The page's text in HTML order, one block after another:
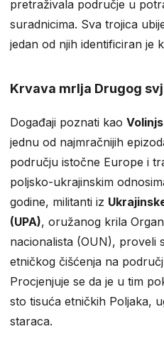
pretraživala područje u
suradnicima. Sva trojica
jedan od njih identificiran je
Krvava mrlja Drugog
Događaji poznati kao
jednu od najmračnijih
području istočne Europe i
poljsko-ukrajinskim
godine, militanti iz
(UPA), oružanog krila
nacionalista (OUN), proveli
etničkog čišćenja na
Procjenjuje se da je u tim
sto tisuća etničkih Poljaka,
staraca.